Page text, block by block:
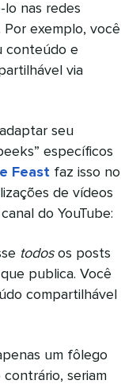
lo nas redes
Por exemplo, você
conteúdo e
via
seu
específicos
Feast faz isso no
de vídeos
do YouTube:
todosos posts
publica. Você
compartilhável
um fôlego
seriam